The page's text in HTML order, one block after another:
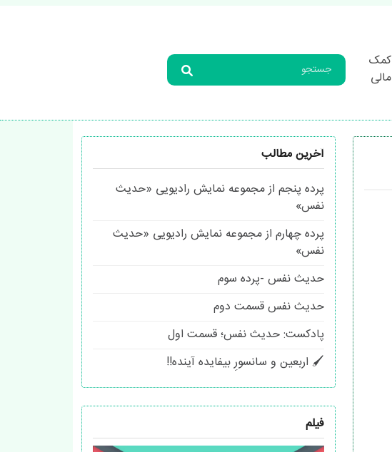
کمک
مالی
آخرین مطالب
پرده پنجم از مجموعه نمایش رادیویی «حدیث
نفس»
پرده چهارم از مجموعه نمایش رادیویی «حدیث
نفس»
حدیث نفس -پرده سوم
حدیث نفس قسمت دوم
پادکست: حدیث نفس؛ قسمت اول
🖌 اربعین و سانسورِ بیفایده آینده!!
فیلم